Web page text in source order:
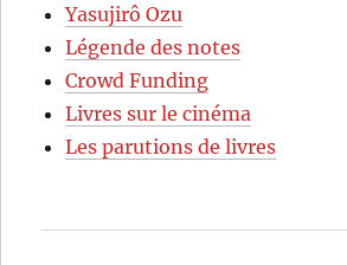
Yasujirô Ozu
Légende des notes
Crowd Funding
Livres sur le cinéma
Les parutions de livres